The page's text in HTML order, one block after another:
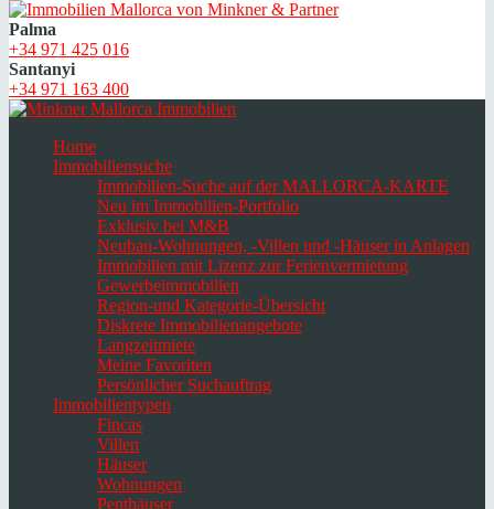
Palma
+34 971 425 016
Santanyi
+34 971 163 400
Home
Immobiliensuche
Immobilien-Suche auf der MALLORCA-KARTE
Neu im Immobilien-Portfolio
Exklusiv bei M&B
Neubau-Wohnungen, -Villen und -Häuser in Anlagen
Immobilien mit Lizenz zur Ferienvermietung
Gewerbeimmobilien
Region-und Kategorie-Übersicht
Diskrete Immobilienangebote
Langzeitmiete
Meine Favoriten
Persönlicher Suchauftrag
Immobilientypen
Fincas
Villen
Häuser
Wohnungen
Penthäuser